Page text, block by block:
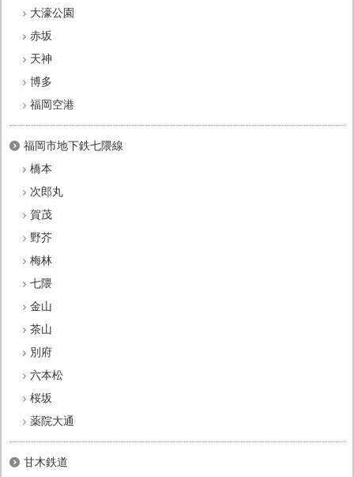
大濠公園
赤坂
天神
博多
福岡空港
福岡市地下鉄七隈線
橋本
次郎丸
賀茂
野芥
梅林
七隈
金山
茶山
別府
六本松
桜坂
薬院大通
甘木鉄道